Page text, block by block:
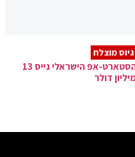
גיוס מוצלח
הסטארט-אפ הישראלי גייס 13
דולר